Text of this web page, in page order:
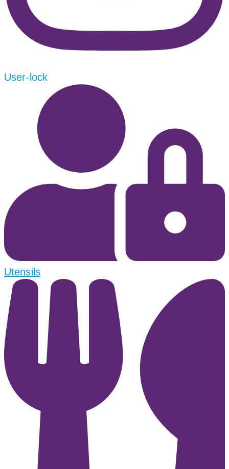
User-lock
Utensils